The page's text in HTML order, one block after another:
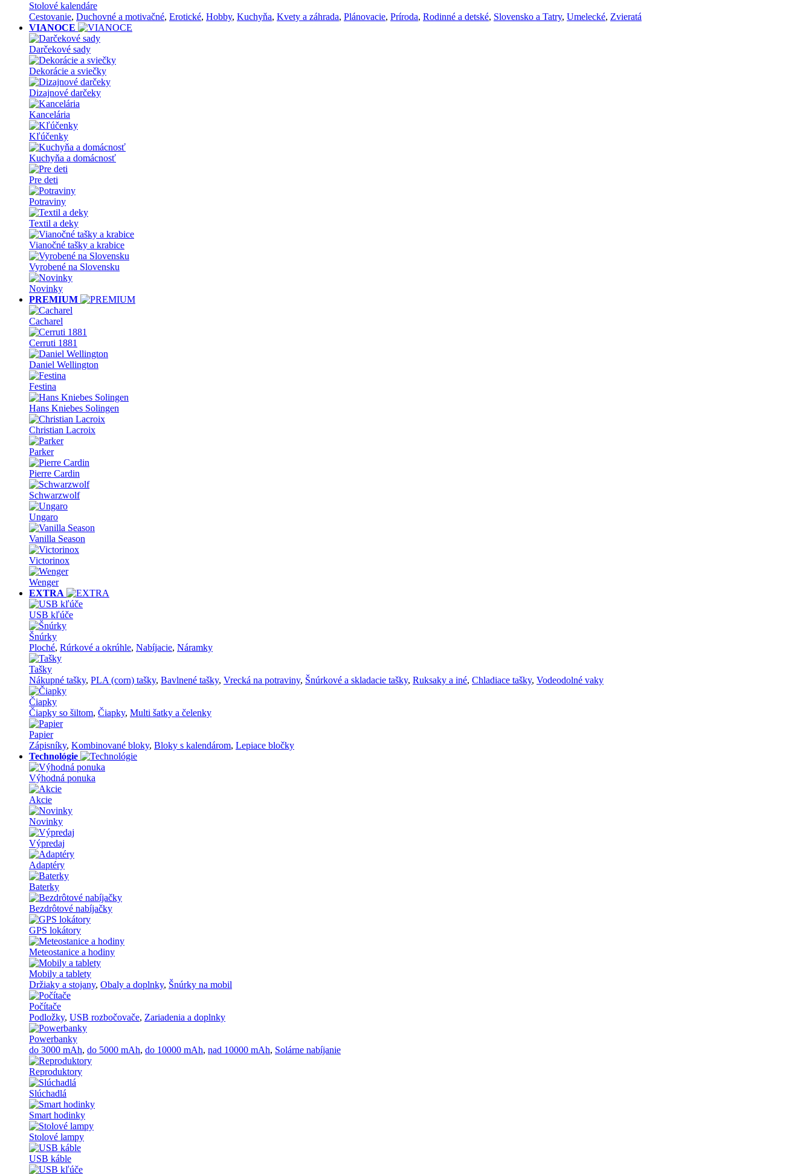
Stolové kalendáre
Cestovanie, Duchovné a motivačné, Erotické, Hobby, Kuchyňa, Kvety a záhrada, Plánovacie, Príroda, Rodinné a detské, Slovensko a Tatry, Umelecké, Zvieratá
VIANOCE
Darčekové sady
Dekorácie a sviečky
Dizajnové darčeky
Kancelária
Kľúčenky
Kuchyňa a domácnosť
Pre deti
Potraviny
Textil a deky
Vianočné tašky a krabice
Vyrobené na Slovensku
Novinky
PREMIUM
Cacharel
Cerruti 1881
Daniel Wellington
Festina
Hans Kniebes Solingen
Christian Lacroix
Parker
Pierre Cardin
Schwarzwolf
Ungaro
Vanilla Season
Victorinox
Wenger
EXTRA
USB kľúče
Šnúrky
Ploché, Rúrkové a okrúhle, Nabíjacie, Náramky
Tašky
Nákupné tašky, PLA (corn) tašky, Bavlnené tašky, Vrecká na potraviny, Šnúrkové a skladacie tašky, Ruksaky a iné, Chladiace tašky, Vodeodolné vaky
Čiapky
Čiapky so šiltom, Čiapky, Multi šatky a čelenky
Papier
Zápisníky, Kombinované bloky, Bloky s kalendárom, Lepiace bločky
Technológie
Výhodná ponuka
Akcie
Novinky
Výpredaj
Adaptéry
Baterky
Bezdrôtové nabíjačky
GPS lokátory
Meteostanice a hodiny
Mobily a tablety
Držiaky a stojany, Obaly a doplnky, Šnúrky na mobil
Počítače
Podložky, USB rozbočovače, Zariadenia a doplnky
Powerbanky
do 3000 mAh, do 5000 mAh, do 10000 mAh, nad 10000 mAh, Solárne nabíjanie
Reproduktory
Slúchadlá
Smart hodinky
Stolové lampy
USB káble